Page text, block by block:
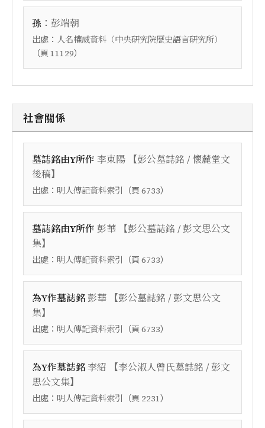
孫 ： 彭端朝
出處： 人名權威資料（中央研究院歷史語言研究所）
（頁 11129）
社會關係
墓誌銘由Y所作 李東陽 【彭公墓誌銘 / 懷麓堂文
後稿】
出處： 明人傳記資料索引 （頁 6733）
墓誌銘由Y所作 彭華 【彭公墓誌銘 / 彭文思公文
集】
出處： 明人傳記資料索引 （頁 6733）
為Y作墓誌銘彭華 【彭公墓誌銘 / 彭文思公文
集】
出處： 明人傳記資料索引 （頁 6733）
為Y作墓誌銘 李紹 【李公淑人曾氏墓誌銘 / 彭文
思公文集】
出處： 明人傳記資料索引 （頁 2231）